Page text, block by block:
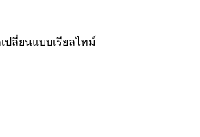
ปลี่ยนแบบเรียลไทม์